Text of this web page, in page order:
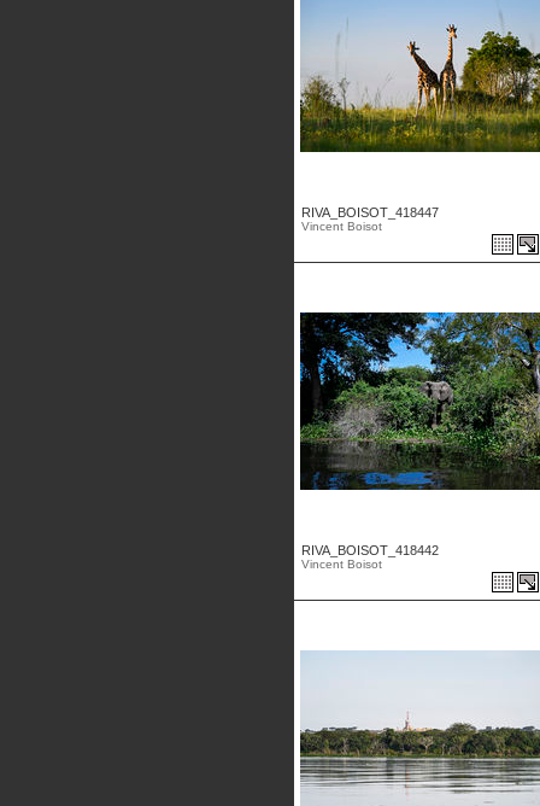
RIVA_BOISOT_418447
Vincent Boisot
RIVA_BOISOT_418442
Vincent Boisot